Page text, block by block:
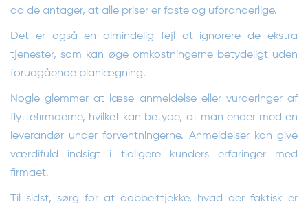
da de antager, at alle priser er faste og uforanderlige.
Det er også en almindelig fejl at ignorere de ekstra
tjenester, som kan øge omkostningerne betydeligt uden
forudgående planlægning.
Nogle glemmer at læse anmeldelse eller vurderinger af
flyttefirmaerne, hvilket kan betyde, at man ender med en
leverandør under forventningerne. Anmeldelser kan give
værdifuld indsigt i tidligere kunders erfaringer med
firmaet.
Til sidst, sørg for at dobbelttjekke, hvad der faktisk er